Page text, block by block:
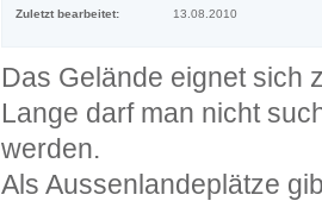
Zuletzt bearbeitet: 13.08.2010
Das Gelände eignet sich
Lange darf man nicht
werden.
Als Aussenlandeplätze